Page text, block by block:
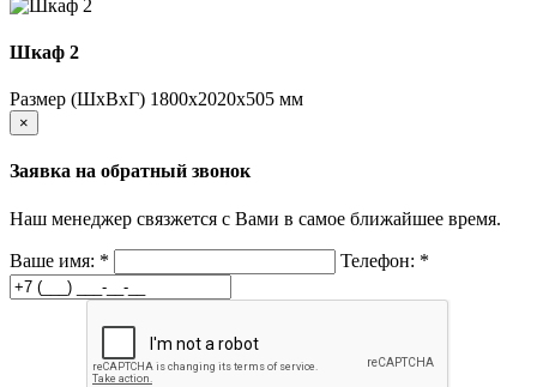
Шкаф 2
Размер (ШхВхГ) 1800х2020х505 мм
×
Заявка на обратный звонок
Наш менеджер связжется с Вами в самое ближайшее время.
Ваше имя: * Телефон: *